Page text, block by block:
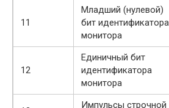
11
Младший (нулевой)
бит идентификатора
монитора
12
Единичный бит
идентификатора
монитора
Импульсы строчной